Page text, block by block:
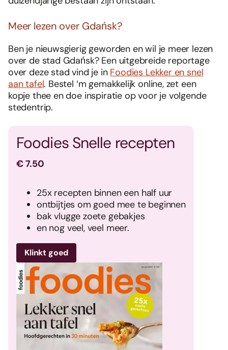
Meer lezen over Gdańsk?
Ben je nieuwsgierig geworden en wil je meer lezen
over de stad Gdańsk? Een uitgebreide reportage
over deze stad vind je in Foodies Lekker en snel
aan tafel. Bestel ‘m gemakkelijk online, zet een
kopje thee en doe inspiratie op voor je volgende
stedentrip.
Foodies Snelle recepten
€ 7.50
25x recepten binnen een half uur
ontbijtjes om goed mee te beginnen
bak vlugge zoete gebakjes
en nog veel, veel meer.
Klinkt goed